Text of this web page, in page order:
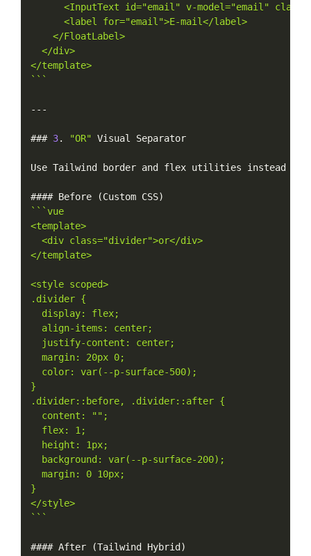
<InputText id="email" v-model="email"
      <label for="email">E-mail</label>
    </FloatLabel>
  </div>
</template>
` ``
-- -
### 3. "OR" Visual Separator
Use Tailwind border and flex utilities instead
#### Before (Custom CSS)
`` `vue
<template>
  <div class="divider">or</div>
</template>
<style scoped>
.divider {
  display: flex;
  align-items: center;
  justify-content: center;
  margin: 20px 0;
  color: var(--p-surface-500);
}
.divider::before, .divider::after {
  content: "";
  flex: 1;
  height: 1px;
  background: var(--p-surface-200);
  margin: 0 10px;
}
</style>
` ``
#### After (Tailwind Hybrid )